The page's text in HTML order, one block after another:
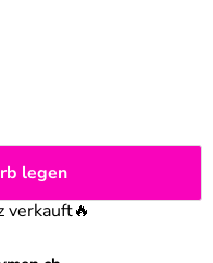
legen
verkauft🔥